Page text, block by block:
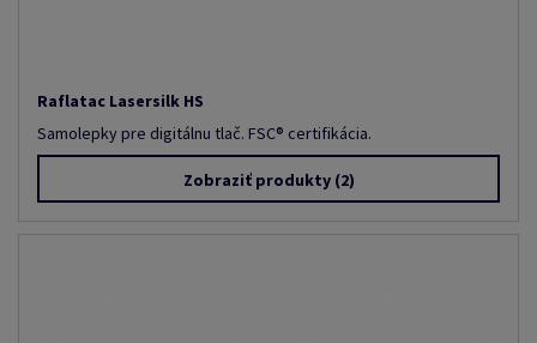
Raflatac Lasersilk HS
Samolepky pre digitálnu tlač. FSC® certifikácia.
Zobraziť produkty(2)